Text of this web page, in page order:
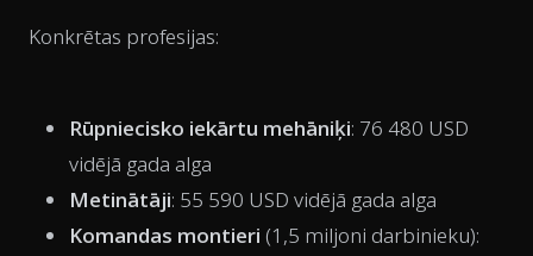
Konkrētas profesijas:
Rūpniecisko iekārtu mehāniķi: 76 480 USD
vidējā gada alga
Metinātāji: 55 590 USD vidējā gada alga
Komandas montieri (1,5 miljoni darbinieku):